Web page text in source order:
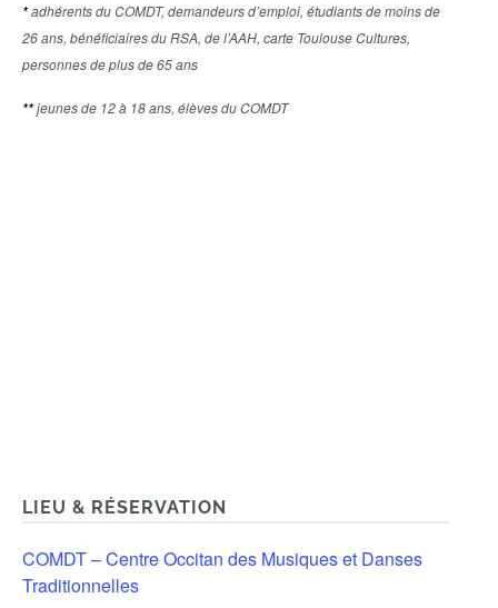
*adhérents du COMDT, demandeurs d’emploi, étudiants de moins de
26 ans, bénéficiaires du RSA, de l’AAH, carte Toulouse Cultures,
personnes de plus de 65 ans
**jeunes de 12 à 18 ans, élèves du COMDT
LIEU & RÉSERVATION
COMDT – Centre Occitan des Musiques et Danses
Traditionnelles